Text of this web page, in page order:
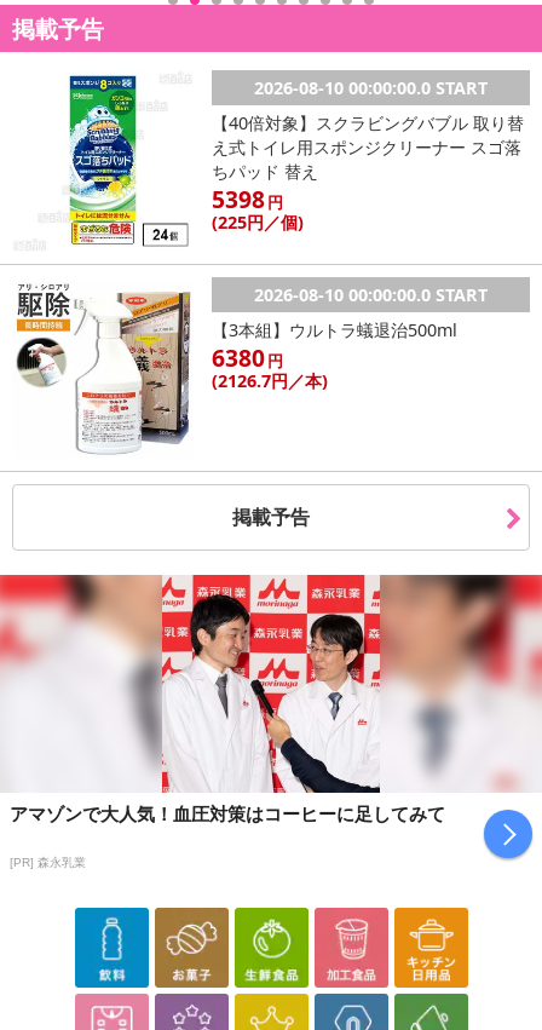
注意事項
お申込みの際は 「商品情報」に記載されている「注意事項」を
必ずご確認ください。
【キャンセルについて】
※お申込み後のキャンセルはお受けできません。
記載されている内容を必ずご確認いただき、お届けする商品セット
にご納得いただきましたうえでお申し込みください。
※パッケージ変更や商品リニューアル(成分など含む)等により、参考
の掲載画像や画像内のバーコードなど、お届け商品と多少異なる場
また、[新たな加工食品の原料原産地表示制度]の経過措置期間の終
了により、商品詳細内に記載の原産国・原材料の表記が旧表記の場
あらかじめご了承いただいた上でお申込みください。なお、本理由
によるお申込み後のキャンセル・返品交換は対応いたしかねます。
【お支払いについて】
※送料はお試し費用に含まれております。
※お支払い方法は、電話料金合算払い、クレジットカード、dポイン
掲載予告
2026-08-10 00:00:00.0 START
【40倍対象】スクラビングバブル 取り替
え式トイレ用スポンジクリーナー スゴ落
ちパッド 替え
5398円
(225円／個)
2026-08-10 00:00:00.0 START
【3本組】ウルトラ蟻退治500ml
6380円
(2126.7円／本)
掲載予告
アマゾンで大人気！血圧対策はコーヒーに足してみて
[PR] 森永乳業